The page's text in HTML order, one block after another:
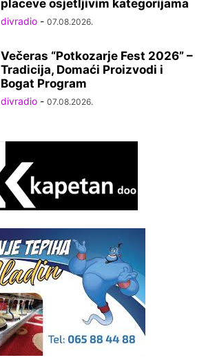
placeve osjetljivim kategorijama
divradio - 07.08.2026.
Večeras “Potkozarje Fest 2026” –
Tradicija, Domaći Proizvodi i
Bogat Program
divradio - 07.08.2026.